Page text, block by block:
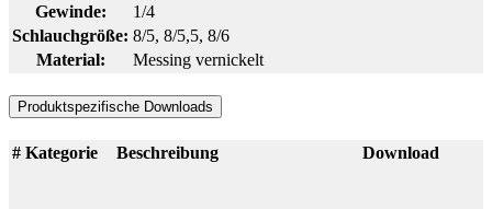
Gewinde:
1/4
Schlauchgröße: 8/5, 8/5,5, 8/6
Material:
Messing vernickelt
Produktspezifische Downloads
# Kategorie Beschreibung Download